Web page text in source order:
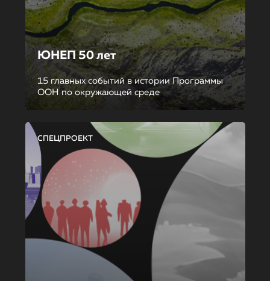
ЮНЕП 50 лет
15 главных событий в истории Программы
ООН по окружающей среде
СПЕЦПРОЕКТ